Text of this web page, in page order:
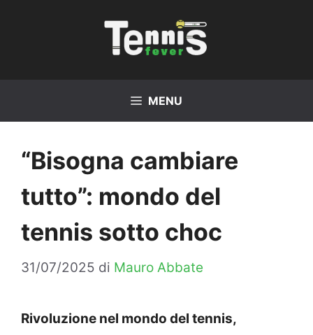
MENU
“Bisogna cambiare
tutto”: mondo del
tennis sotto choc
31/07/2025 di Mauro Abbate
Rivoluzione nel mondo del tennis,